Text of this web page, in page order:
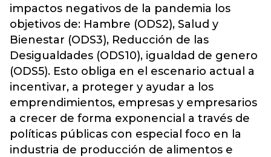
impactos negativos de la pandemia los
objetivos de: Hambre (ODS2), Salud y
Bienestar (ODS3), Reducción de las
Desigualdades (ODS10), igualdad de genero
(ODS5). Esto obliga en el escenario actual a
incentivar, a proteger y ayudar a los
emprendimientos, empresas y empresarios
a crecer de forma exponencial a través de
políticas públicas con especial foco en la
industria de producción de alimentos e